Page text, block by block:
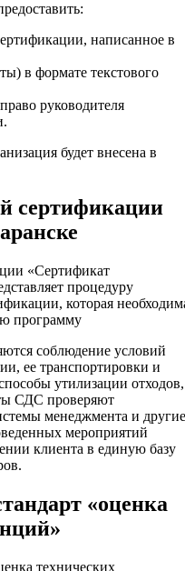
написанное в
в формате текстового
руководителя
будет внесена в
сертификации
«Сертификат
процедуру
которая
программу
соблюдение условий
ее транспортировки и
утилизации отходов,
СДС проверяют
менеджмента и другие
мероприятий
клиента в единую базу
«оценка
технических